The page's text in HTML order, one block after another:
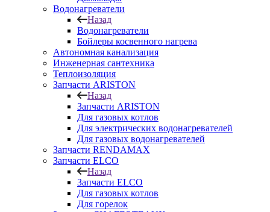
Водонагреватели
Назад
Водонагреватели
Бойлеры косвенного нагрева
Автономная канализация
Инженерная сантехника
Теплоизоляция
Запчасти ARISTON
Назад
Запчасти ARISTON
Для газовых котлов
Для электрических водонагревателей
Для газовых водонагревателей
Запчасти RENDAMAX
Запчасти ELCO
Назад
Запчасти ELCO
Для газовых котлов
Для горелок